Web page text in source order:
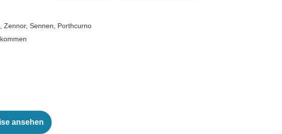
, Zennor, Sennen , Porthcurno
ansehen